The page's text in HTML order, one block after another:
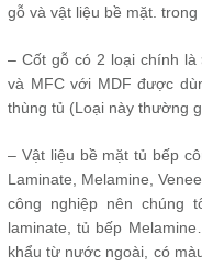
gỗ và vật liệu bề mặt. trong
– Cốt gỗ có 2 loại chính là
và MFC với MDF được
thùng tủ (Loại này thường
– Vật liệu bề mặt tủ bếp
Laminate, Melamine,
công nghiệp nên chúng
laminate, tủ bếp
khẩu từ nước ngoài, có